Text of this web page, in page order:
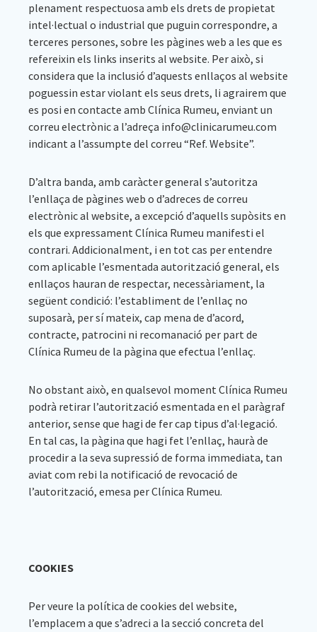
plenament respectuosa amb els drets de propietat
intel·lectual o industrial que puguin correspondre, a
terceres persones, sobre les pàgines web a les que es
refereixin els links inserits al website. Per això, si
considera que la inclusió d’aquests enllaços al website
poguessin estar violant els seus drets, li agrairem que
es posi en contacte amb Clínica Rumeu, enviant un
correu electrònic a l’adreça info@clinicarumeu.com
indicant a l’assumpte del correu “Ref. Website”.
D’altra banda, amb caràcter general s’autoritza
l’enllaça de pàgines web o d’adreces de correu
electrònic al website, a excepció d’aquells supòsits en
els que expressament Clínica Rumeu manifesti el
contrari. Addicionalment, i en tot cas per entendre
com aplicable l’esmentada autorització general, els
enllaços hauran de respectar, necessàriament, la
següent condició: l’establiment de l’enllaç no
suposarà, per sí mateix, cap mena de d’acord,
contracte, patrocini ni recomanació per part de
Clínica Rumeu de la pàgina que efectua l’enllaç.
No obstant això, en qualsevol moment Clínica Rumeu
podrà retirar l’autorització esmentada en el paràgraf
anterior, sense que hagi de fer cap tipus d’al·legació.
En tal cas, la pàgina que hagi fet l’enllaç, haurà de
procedir a la seva supressió de forma immediata, tan
aviat com rebi la notificació de revocació de
l’autorització, emesa per Clínica Rumeu.
COOKIES
Per veure la política de cookies del website,
l’emplacem a que s’adreci a la secció concreta del